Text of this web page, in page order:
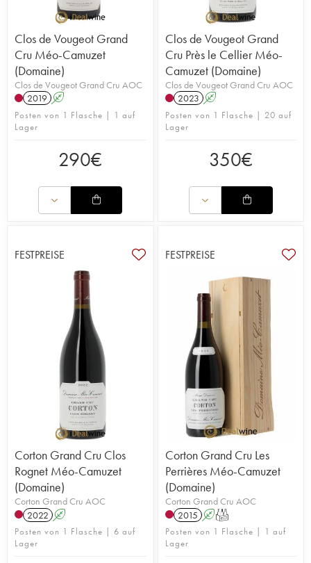
Clos de Vougeot Grand
Cru Méo-Camuzet
(Domaine)
Clos de Vougeot Grand Cru AOC
2019 A
Posten von 1 Flasche | 1 auf
Lager
290€
Clos de Vougeot Grand
Cru Près le Cellier Méo-
Camuzet (Domaine)
Clos de Vougeot Grand Cru AOC
2023 A
Posten von 1 Flasche | 20 auf
Lager
350€
FESTPREISE
Corton Grand Cru Clos
Rognet Méo-Camuzet
(Domaine)
Corton Grand Cru AOC
2022 A
Posten von 1 Flasche | 6 auf
Lager
FESTPREISE
Corton Grand Cru Les
Perrières Méo-Camuzet
(Domaine)
Corton Grand Cru AOC
2015 AT
Posten von 1 Flasche | 1 auf
Lager